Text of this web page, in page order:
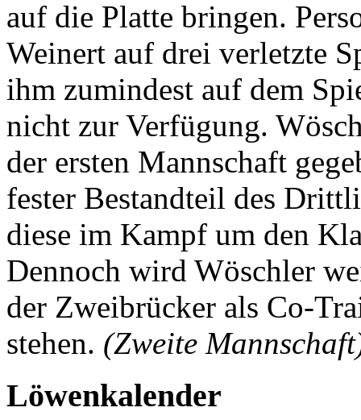
auf die Platte bringen.
Weinert auf drei verletzte
ihm zumindest auf dem
nicht zur Verfügung.
der ersten Mannschaft
fester Bestandteil des
diese im Kampf um den
Dennoch wird Wöschler
der Zweibrücker als Co-
stehen. (Zweite
Löwenkalender